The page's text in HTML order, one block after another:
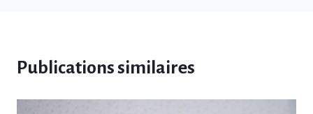
Publications similaires